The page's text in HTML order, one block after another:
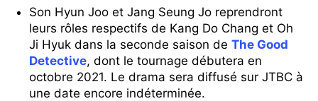
Son Hyun Joo et Jang Seung Jo reprendront
leurs rôles respectifs de Kang Do Chang et Oh
Ji Hyuk dans la seconde saison de The Good
Detective, dont le tournage débutera en
octobre 2021. Le drama sera diffusé sur JTBC à
une date encore indéterminée.